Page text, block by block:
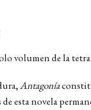
volumen de la
Antagonía
esta novela